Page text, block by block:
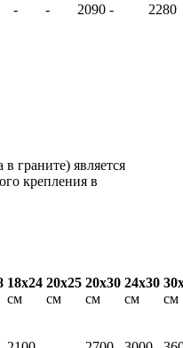
-
-
2090 -
2280
граните) является
крепления в
18х24
см
20х25
см
20х30
см
24х30
см
см